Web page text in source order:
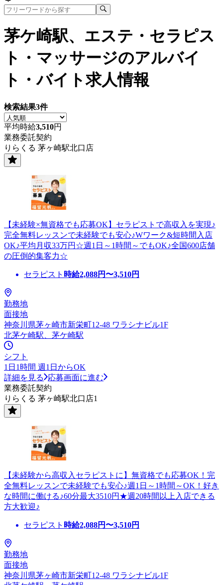
茅ケ崎駅、エステ・セラピス
ト・マッサージのアルバイ
ト・バイト求人情報
検索結果3件
平均時給3,510円
業務委託契約
りらくる 茅ヶ崎駅北口店
【未経験×無資格でも応募OK】セラピストで高収入を実現♪
完全無料レッスンで未経験でも安心♪Wワーク&短時間入店
OK♪平均月収33万円☆週1日～1時間～でもOK♪全国600店舗
の圧倒的集客力☆
セラピスト 時給2,088円〜3,510円
勤務地
面接地
神奈川県茅ヶ崎市新栄町12-48 ワラシナビル1F
北茅ケ崎駅、茅ケ崎駅
シフト
1日1時間 週1日からOK
詳細を見る
応募画面に進む
業務委託契約
りらくる 茅ヶ崎駅北口店1
【未経験から高収入セラピストに】無資格でも応募OK！完
全無料レッスンで未経験でも安心♪週1日～1時間～OK！好き
な時間に働ける♪60分最大3510円★週20時間以上入店できる
方大歓迎♪
セラピスト 時給2,088円〜3,510円
勤務地
面接地
神奈川県茅ヶ崎市新栄町12-48 ワラシナビル1F